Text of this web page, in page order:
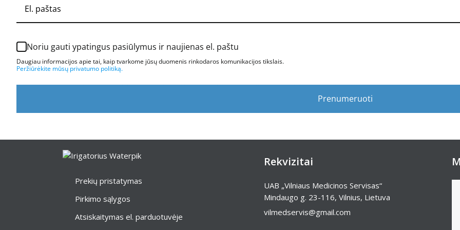
Noriu gauti ypatingus pasiūlymus ir naujienas el. paštu
Daugiau informacijos apie tai, kaip tvarkome jūsų duomenis rinkodaros komunikacijos tikslais.
Peržiūrėkite mūsų privatumo politiką.
Prenumeruoti
Prekių pristatymas
Pirkimo sąlygos
Atsiskaitymas el. parduotuvėje
Rekvizitai
UAB „Vilniaus Medicinos Servisas“
Mindaugo g. 23-116, Vilnius, Lietuva
vilmedservis@gmail.com